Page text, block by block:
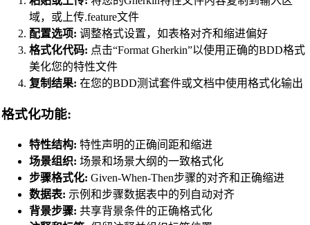
PostgreSQL SQL Beautifier
MongoDB Query Beautifier
Nginx Config Beautifier
Python Beautifier
Java Code Beautifier
PHP Beautifier
Swift Code Beautifier
Dart Code Beautifier
域，或上传.feature文件
配置选项: 调整格式设置，如表格对齐和缩进偏好
格式化代码: 点击“Format Gherkin”以使用正确的BDD格式
美化您的特性文件
复制结果: 在您的BDD测试套件或文档中使用格式化输出
格式化功能:
特性结构: 特性声明的正确间距和缩进
场景组织: 场景和场景大纲的一致格式化
步骤格式化: Given-When-Then步骤的对齐和正确缩进
数据表: 示例和步骤数据表中的列自动对齐
背景步骤: 共享背景条件的正确格式化